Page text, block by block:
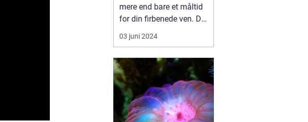
mere end bare et måltid
for din firbenede ven. Det
er fundamentet for en
sund livsstil og lang
sammensætning af
foderet kan sikre, at din
hund forbliver energisk,
opretholder en sund
vægt og får alle de
03 juni 2024